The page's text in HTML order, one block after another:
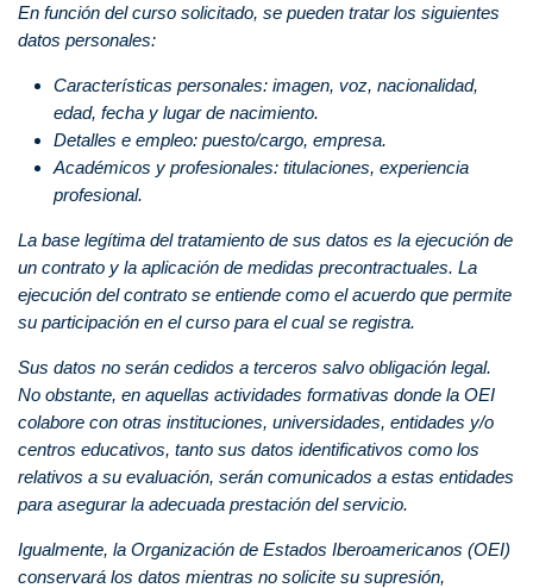
En función del curso solicitado, se pueden tratar los siguientes
datos personales:
Características personales: imagen, voz, nacionalidad,
edad, fecha y lugar de nacimiento.
Detalles e empleo: puesto/cargo, empresa.
Académicos y profesionales: titulaciones, experiencia
profesional.
La base legítima del tratamiento de sus datos es la ejecución de
un contrato y la aplicación de medidas precontractuales. La
ejecución del contrato se entiende como el acuerdo que permite
su participación en el curso para el cual se registra.
Sus datos no serán cedidos a terceros salvo obligación legal.
No obstante, en aquellas actividades formativas donde la OEI
colabore con otras instituciones, universidades, entidades y/o
centros educativos, tanto sus datos identificativos como los
relativos a su evaluación, serán comunicados a estas entidades
para asegurar la adecuada prestación del servicio.
Igualmente, la Organización de Estados Iberoamericanos (OEI)
conservará los datos mientras no solicite su supresión,